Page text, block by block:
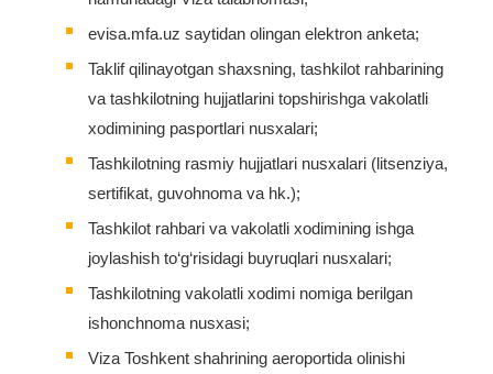
evisa.mfa.uz saytidan olingan elektron anketa;
Taklif qilinayotgan shaxsning, tashkilot rahbarining
va tashkilotning hujjatlarini topshirishga vakolatli
xodimining pasportlari nusxalari;
Tashkilotning rasmiy hujjatlari nusxalari (litsenziya,
sertifikat, guvohnoma va hk.);
Tashkilot rahbari va vakolatli xodimining ishga
joylashish to‘g‘risidagi buyruqlari nusxalari;
Tashkilotning vakolatli xodimi nomiga berilgan
ishonchnoma nusxasi;
Viza Toshkent shahrining aeroportida olinishi